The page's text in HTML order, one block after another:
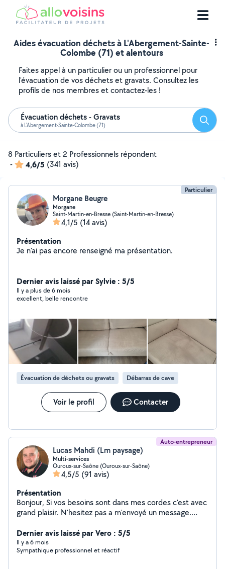
Aides évacuation déchets à L'Abergement-Sainte-
Colombe (71) et alentours
Faites appel à un particulier ou un professionnel pour
l'évacuation de vos déchets et gravats. Consultez les
profils de nos membres et contactez-les !
Évacuation déchets - Gravats
à L'Abergement-Sainte-Colombe (71)
8 Particuliers et 2 Professionnels répondent
-
4,6/5 (341 avis)
Particulier
Morgane Beugre
Morgane
Saint-Martin-en-Bresse (Saint-Martin-en-Bresse)
4,1/5 (14 avis)
Présentation
Je n'ai pas encore renseigné ma présentation.
Dernier avis laissé par Sylvie : 5/5
Il y a plus de 6 mois
excellent, belle rencontre
Évacuation de déchets ou gravats Débarras de cave
Voir le profil Contacter
Auto-entrepreneur
Lucas Mahdi (Lm paysage)
Multi-services
Ouroux-sur-Saône (Ouroux-sur-Saône)
4,5/5 (91 avis)
Présentation
Bonjour, Si vos besoins sont dans mes cordes c'est avec
grand plaisir. N'hesitez pas a m'envoyé un message.
Dernier avis laissé par Vero : 5/5
Il y a 6 mois
Sympathique professionnel et réactif